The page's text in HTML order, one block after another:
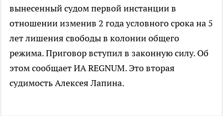
вынесенный судом первой инстанции в
отношении изменив 2 года условного срока на 5
лет лишения свободы в колонии общего
режима. Приговор вступил в законную силу. Об
этом сообщает ИА REGNUM. Это вторая
судимость Алексея Лапина.